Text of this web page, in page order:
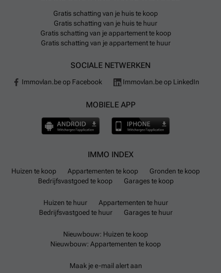
Gratis schatting van je huis te koop
Gratis schatting van je huis te huur
Gratis schatting van je appartement te koop
Gratis schatting van je appartement te huur
SOCIALE NETWERKEN
Immovlan.be op Facebook Immovlan.be op LinkedIn
MOBIELE APP
IMMO INDEX
Huizen te koop Appartementen te koop
Gronden te koop
Bedrijfsvastgoed te koop
Garages te koop
Huizen te huur
Appartementen te huur
Bedrijfsvastgoed te huur
Garages te huur
Nieuwbouw: Huizen te koop
Nieuwbouw: Appartementen te koop
Maak je e-mail alert aan